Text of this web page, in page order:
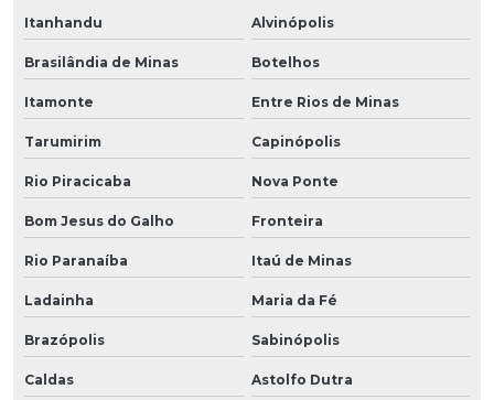
Itanhandu Alvinópolis
Brasilândia de Minas Botelhos
Itamonte Entre Rios de Minas
Tarumirim Capinópolis
Rio Piracicaba Nova Ponte
Bom Jesus do Galho Fronteira
Rio Paranaíba Itaú de Minas
Ladainha Maria da Fé
Brazópolis Sabinópolis
Caldas Astolfo Dutra